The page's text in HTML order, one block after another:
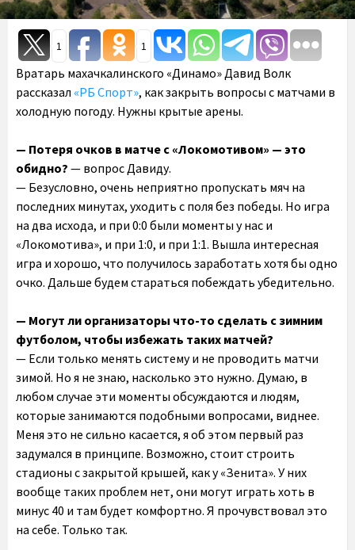
1 1
Вратарь махачкалинского «Динамо» Давид Волк
рассказал «РБ Спорт», как закрыть вопросы с матчами в
холодную погоду. Нужны крытые арены.
— Потеря очков в матче с «Локомотивом» — это
обидно? — вопрос Давиду.
— Безусловно, очень неприятно пропускать мяч на
последних минутах, уходить с поля без победы. Но игра
на два исхода, и при 0:0 были моменты у нас и
«Локомотива», и при 1:0, и при 1:1. Вышла интересная
игра и хорошо, что получилось заработать хотя бы одно
очко. Дальше будем стараться побеждать убедительно.
— Могут ли организаторы что-то сделать с зимним
футболом, чтобы избежать таких матчей?
— Если только менять систему и не проводить матчи
зимой. Но я не знаю, насколько это нужно. Думаю, в
любом случае эти моменты обсуждаются и людям,
которые занимаются подобными вопросами, виднее.
Меня это не сильно касается, я об этом первый раз
задумался в принципе. Возможно, стоит строить
стадионы с закрытой крышей, как у «Зенита». У них
вообще таких проблем нет, они могут играть хоть в
минус 40 и там будет комфортно. Я прочувствовал это
на себе. Только так.